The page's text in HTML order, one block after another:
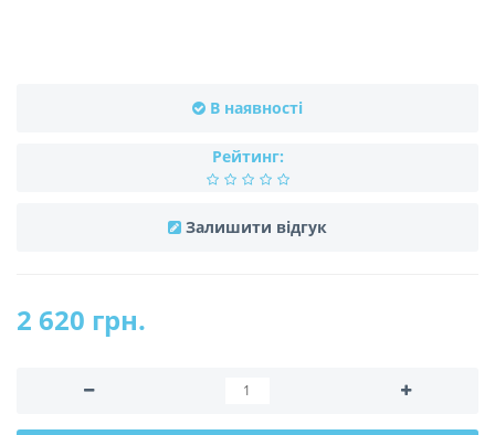
В наявності
Рейтинг:
Залишити відгук
2 620 грн.